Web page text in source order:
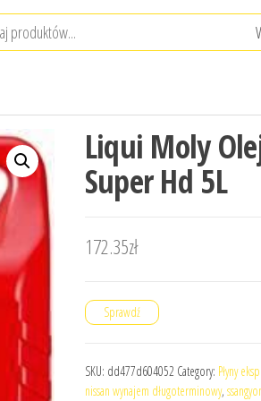
Liqui Moly
Super Hd 5L
172.35zł
Sprawdź
SKU: dd477d604052 Category: Płyny
nissan wynajem długoterminowy,